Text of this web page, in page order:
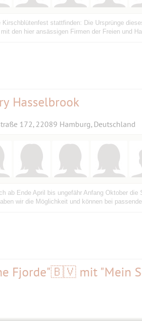
stattfinden: Die Ursprünge
den hier ansässigen Firmen der Freien und
Hasselbrook
172, 22089 Hamburg, Deutschland
ab Ende April bis ungefähr Anfang Oktober die
wir die Möglichkeit und können bei
Fjorde"🇧🇻 mit "Mein